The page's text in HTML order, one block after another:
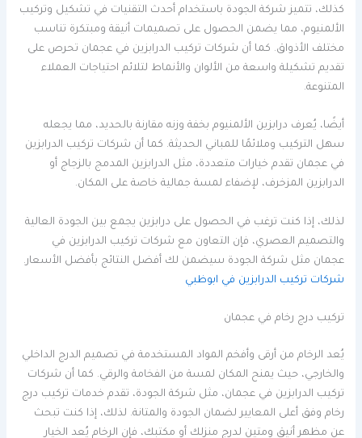
كذلك، تتميز شركة الجودة باستخدام أحدث التقنيات في تشكيل وتركيب
الألمنيوم، مما يضمن الحصول على تصميمات أنيقة ومبتكرة تناسب
مختلف الأذواق. كما أن شركات تركيب الدرابزين في عجمان تحرص على
تقديم تشكيلة واسعة من الألوان والأنماط لتلائم احتياجات العملاء
المتنوعة.
أيضًا، يُعرف درابزين الألمنيوم بخفة وزنه مقارنة بالحديد، مما يجعله
سهل التركيب وملائمًا للمباني الحديثة. كما أن شركات تركيب الدرابزين
في عجمان تقدم خيارات متعددة، مثل الدرابزين المدمج بالزجاج أو
الدرابزين المزخرف، لإضفاء لمسة جمالية خاصة على المكان.
لذلك، إذا كنت ترغب في الحصول على درابزين يجمع بين الجودة العالية
والتصميم العصري، فإن التعاون مع شركات تركيب الدرابزين في
عجمان مثل شركة الجودة سيضمن لك أفضل النتائج بأفضل الأسعار.
شركات تركيب الدرابزين في ابوظبي
تركيب درج رخام في عجمان
يُعد الرخام من أرقى وأفخم المواد المستخدمة في تصميم الدرج الداخلي
والخارجي، حيث يمنح المكان لمسة من الفخامة والرقي. كما أن شركات
تركيب الدرابزين في عجمان، مثل شركة الجودة، تقدم خدمات تركيب درج
رخام وفق أعلى المعايير لضمان الجودة والمتانة. لذلك، إذا كنت تبحث
عن مظهر أنيق ومتين لدرج منزلك أو مكتبك، فإن الرخام يُعد الخيار